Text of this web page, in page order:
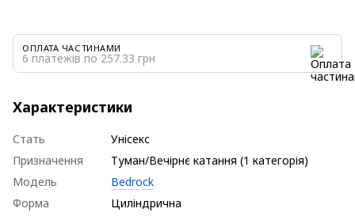
ОПЛАТА ЧАСТИНАМИ
6 платежів по 257.33 грн
Характеристики
Стать
Унісекс
Призначення
Туман/Вечірнє катання (1 категорія)
Модель
Bedrock
Форма
Циліндрична